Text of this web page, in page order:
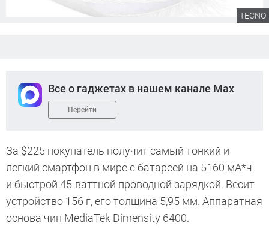
TECNO
Все о гаджетах в нашем канале Max
Перейти
За $225 покупатель получит самый тонкий и
легкий смартфон в мире с батареей на 5160 мА*ч
и быстрой 45-ваттной проводной зарядкой. Весит
устройство 156 г, его толщина 5,95 мм. Аппаратная
основа чип MediaTek Dimensity 6400.